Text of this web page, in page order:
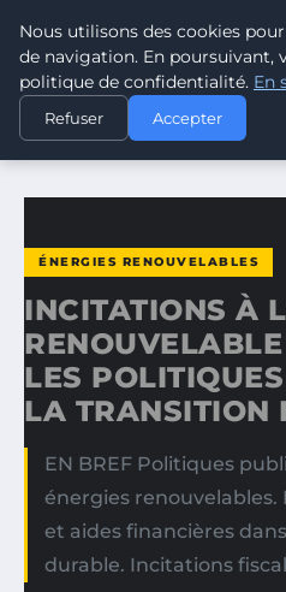
CLIMATE
ACCUEIL
ÉNERGIES
INCITATIONS À L’ÉNERGIE
ÉNERGIES RENOUVELABLES
INCITATIONS À
LES
LA TRANSITION
EN BREF Politiques
énergies renouvelables.
et aides financières
durable. Incitations
Nous utilisons des cookies
de navigation. En poursuivant,
politique de confidentialité. En
Refuser Accepter